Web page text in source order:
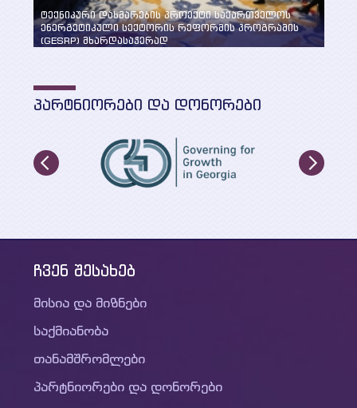
ტექნიკური დახმარების პროექტი საქართველოს
ენერგეტიკული სექტორის რეფორმის პროგრამის
(GESRP) მხარდასაჭერად
ᲞᲐᲠᲢᲜᲘᲝᲠᲔᲑᲘ ᲓᲐ ᲓᲝᲜᲝᲠᲔᲑᲘ
ჩვენ შესახებ
მისია და მიზნები
საქმიანობა
თანამშრომლები
პარტნიორები და დონორები